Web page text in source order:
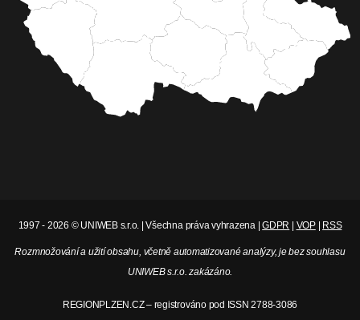
1997 - 2026 © UNIWEB s.r.o. | Všechna práva vyhrazena |GDPR VOP| RSS
Rozmnožování a užití obsahu, včetně automatizované analýzy, je bez souhlasu
UNIWEB s.r.o. zakázáno.
REGIONPLZEN.CZ – registrováno pod ISSN 2788-3086